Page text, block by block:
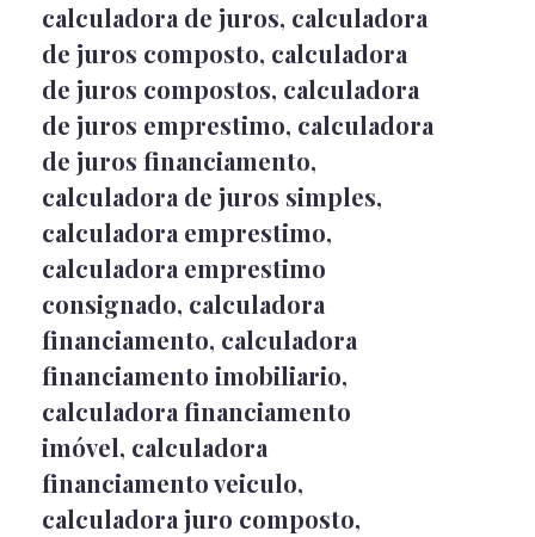
calculadora de juros, calculadora
de juros composto, calculadora
de juros compostos, calculadora
de juros emprestimo, calculadora
de juros financiamento,
calculadora de juros simples,
calculadora emprestimo,
calculadora emprestimo
consignado, calculadora
financiamento, calculadora
financiamento imobiliario,
calculadora financiamento
imóvel, calculadora
financiamento veiculo,
calculadora juro composto,